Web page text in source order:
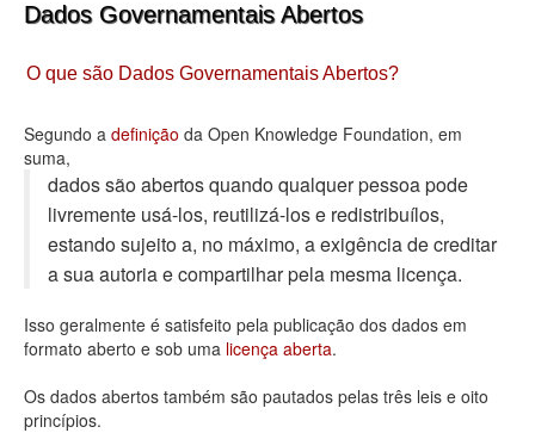
Lei de Acesso à Informação
Dados Governamentais Abertos
Planejamento
Catálogo de dados
Processo Legislativo
Deputados Estaduais
Administração
Legislação
Agenda
Dados Governamentais Abertos
O que são Dados Governamentais Abertos?
Segundo a definição da Open Knowledge Foundation, em
suma,
dados são abertos quando qualquer pessoa pode
livremente usá-los, reutilizá-los e redistribuí­los,
estando sujeito a, no máximo, a exigência de creditar
a sua autoria e compartilhar pela mesma licença.
Isso geralmente é satisfeito pela publicação dos dados em
formato aberto e sob uma licença aberta.
Os dados abertos também são pautados pelas três leis e oito
princípios.